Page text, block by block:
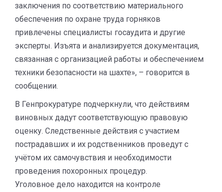
заключения по соответствию материального
обеспечения по охране труда горняков
привлечены специалисты госаудита и другие
эксперты. Изъята и анализируется документация,
связанная с организацией работы и обеспечением
техники безопасности на шахте», – говорится в
сообщении.
В Генпрокуратуре подчеркнули, что действиям
виновных дадут соответствующую правовую
оценку. Следственные действия с участием
пострадавших и их родственников проведут с
учётом их самочувствия и необходимости
проведения похоронных процедур.
Уголовное дело находится на контроле